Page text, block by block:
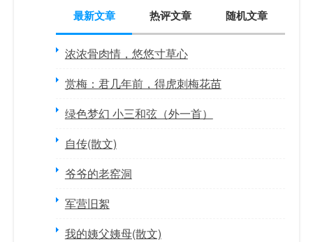
最新文章 热评文章 随机文章
浓浓骨肉情，悠悠寸草心
赏梅：君几年前，得虎刺梅花苗
绿色梦幻 小三和弦（外一首）
自传(散文)
爷爷的老窑洞
军营旧絮
我的姨父姨母(散文)